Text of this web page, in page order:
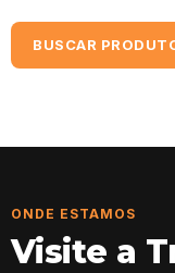
BUSCAR
ONDE ESTAMOS
Visite a